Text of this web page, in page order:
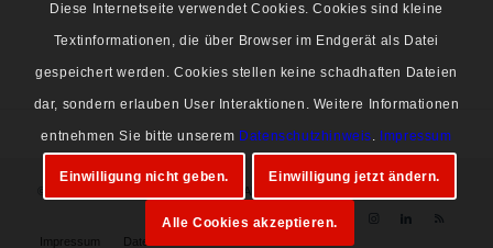
© Copyright 1997-2026 Mike Schnoor. Alle Rechte vorbehalten.
Impressum Datenschutz
Diese Internetseite verwendet Cookies. Cookies sind kleine
Textinformationen, die über Browser im Endgerät als Datei
gespeichert werden. Cookies stellen keine schadhaften Dateien
dar, sondern erlauben User Interaktionen. Weitere Informationen
entnehmen Sie bitte unserem Datenschutzhinweis. Impressum
Einwilligung nicht geben. Einwilligung jetzt ändern.
Alle Cookies akzeptieren.